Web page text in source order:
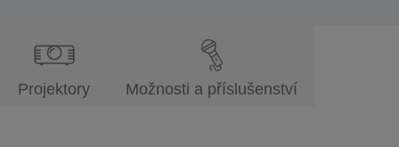
Projektory Možnosti a příslušenství